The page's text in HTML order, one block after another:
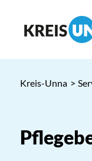
Kreis-Unna >